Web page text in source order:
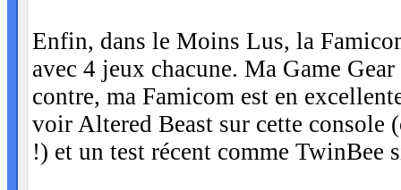
Enfin, dans le Moins Lus, la
avec 4 jeux chacune. Ma Game
contre, ma Famicom est en
voir Altered Beast sur cette
!) et un test récent comme TwinBee